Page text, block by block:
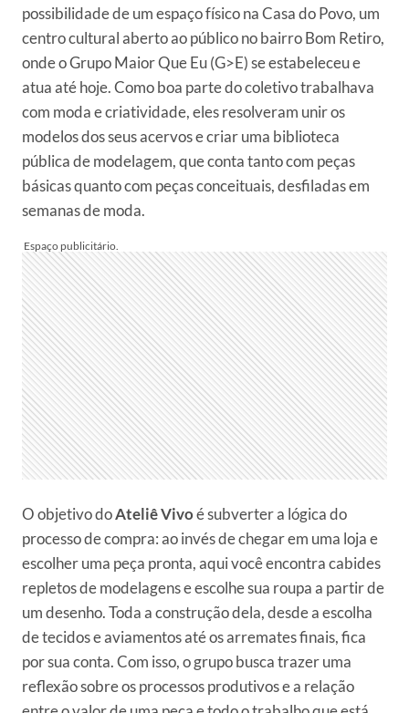
possibilidade de um espaço físico na Casa do Povo, um
centro cultural aberto ao público no bairro Bom Retiro,
onde o Grupo Maior Que Eu (G>E) se estabeleceu e
atua até hoje. Como boa parte do coletivo trabalhava
com moda e criatividade, eles resolveram unir os
modelos dos seus acervos e criar uma biblioteca
pública de modelagem, que conta tanto com peças
básicas quanto com peças conceituais, desfiladas em
semanas de moda.
O objetivo doAteliê Vivoé subverter a lógica do
processo de compra: ao invés de chegar em uma loja e
escolher uma peça pronta, aqui você encontra cabides
repletos de modelagens e escolhe sua roupa a partir de
um desenho. Toda a construção dela, desde a escolha
de tecidos e aviamentos até os arremates finais, fica
por sua conta. Com isso, o grupo busca trazer uma
reflexão sobre os processos produtivos e a relação